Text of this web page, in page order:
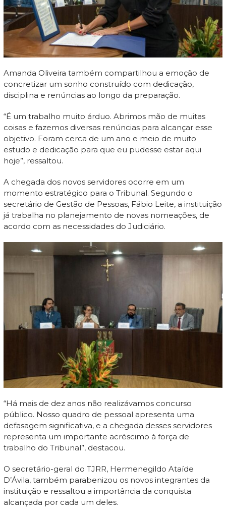
Amanda Oliveira também compartilhou a emoção de
concretizar um sonho construído com dedicação,
disciplina e renúncias ao longo da preparação.
“É um trabalho muito árduo. Abrimos mão de muitas
coisas e fazemos diversas renúncias para alcançar esse
objetivo. Foram cerca de um ano e meio de muito
estudo e dedicação para que eu pudesse estar aqui
hoje”, ressaltou.
A chegada dos novos servidores ocorre em um
momento estratégico para o Tribunal. Segundo o
secretário de Gestão de Pessoas, Fábio Leite, a instituição
já trabalha no planejamento de novas nomeações, de
acordo com as necessidades do Judiciário.
“Há mais de dez anos não realizávamos concurso
público. Nosso quadro de pessoal apresenta uma
defasagem significativa, e a chegada desses servidores
representa um importante acréscimo à força de
trabalho do Tribunal”, destacou.
O secretário-geral do TJRR, Hermenegildo Ataíde
D’Ávila, também parabenizou os novos integrantes da
instituição e ressaltou a importância da conquista
alcançada por cada um deles.